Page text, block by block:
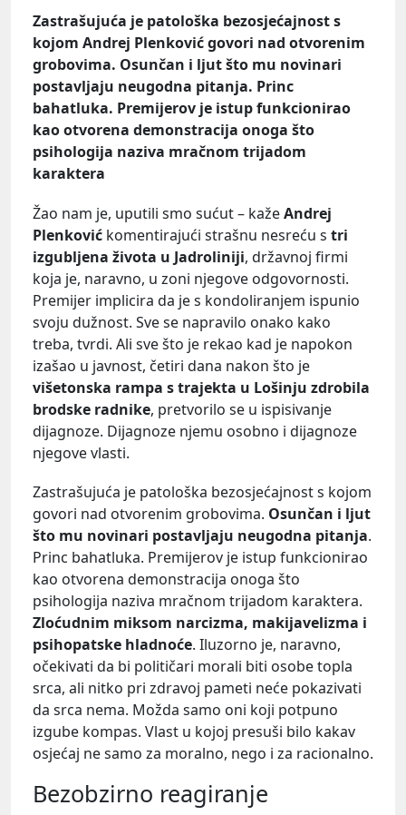
Zastrašujuća je patološka bezosjećajnost s
kojom Andrej Plenković govori nad otvorenim
grobovima. Osunčan i ljut što mu novinari
postavljaju neugodna pitanja. Princ
bahatluka. Premijerov je istup funkcionirao
kao otvorena demonstracija onoga što
psihologija naziva mračnom trijadom
karaktera
Žao nam je, uputili smo sućut – kažeAndrej
Plenković komentirajući strašnu nesreću s tri
izgubljena života u Jadroliniji, državnoj firmi
koja je, naravno, u zoni njegove odgovornosti.
Premijer implicira da je s kondoliranjem ispunio
svoju dužnost. Sve se napravilo onako kako
treba, tvrdi. Ali sve što je rekao kad je napokon
izašao u javnost, četiri dana nakon što je
višetonska rampa s trajekta u Lošinju zdrobila
brodske radnike, pretvorilo se u ispisivanje
dijagnoze. Dijagnoze njemu osobno i dijagnoze
njegove vlasti.
Zastrašujuća je patološka bezosjećajnost s kojom
govori nad otvorenim grobovima. Osunčan i ljut
što mu novinari postavljaju neugodna pitanja.
Princ bahatluka. Premijerov je istup funkcionirao
kao otvorena demonstracija onoga što
psihologija naziva mračnom trijadom karaktera.
Zloćudnim miksom narcizma, makijavelizma i
psihopatske hladnoće. Iluzorno je, naravno,
očekivati da bi političari morali biti osobe topla
srca, ali nitko pri zdravoj pameti neće pokazivati
da srca nema. Možda samo oni koji potpuno
izgube kompas. Vlast u kojoj presuši bilo kakav
osjećaj ne samo za moralno, nego i za racionalno.
Bezobzirno reagiranje